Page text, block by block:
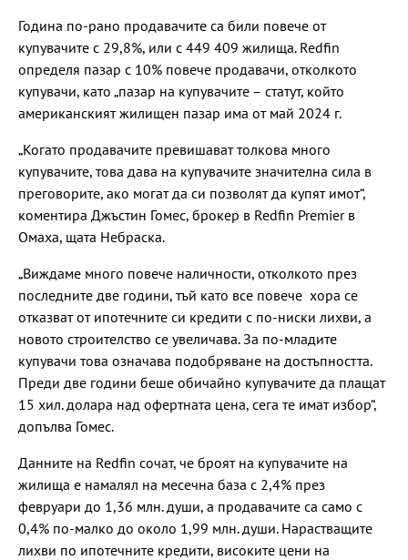
Година по-рано продавачите са били повече от
купувачите с 29,8%, или с 449 409 жилища. Redfin
определя пазар с 10% повече продавачи, отколкото
купувачи, като „пазар на купувачите – статут, който
американският жилищен пазар има от май 2024 г.
„Когато продавачите превишават толкова много
купувачите, това дава на купувачите значителна сила в
преговорите, ако могат да си позволят да купят имот“,
коментира Джъстин Гомес, брокер в Redfin Premier в
Омаха, щата Небраска.
„Виждаме много повече наличности, отколкото през
последните две години, тъй като все повече хора се
отказват от ипотечните си кредити с по-ниски лихви, а
новото строителство се увеличава. За по-младите
купувачи това означава подобряване на достъпността.
Преди две години беше обичайно купувачите да плащат
15 хил. долара над офертната цена, сега те имат избор“,
допълва Гомес.
Данните на Redfin сочат, че броят на купувачите на
жилища е намалял на месечна база с 2,4% през
февруари до 1,36 млн. души, а продавачите са само с
0,4% по-малко до около 1,99 млн. души. Нарастващите
лихви по ипотечните кредити, високите цени на